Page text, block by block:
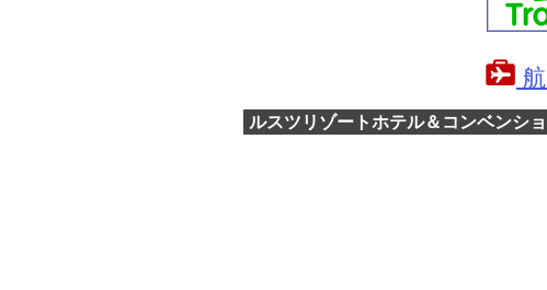
ルスツリゾートホテル＆コンベンシ